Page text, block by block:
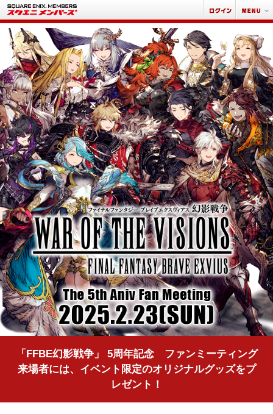
「FFBE幻影戦争」 5周年記念 ファンミーティング
来場者には、イベント限定のオリジナルグッズをプ
レゼント！